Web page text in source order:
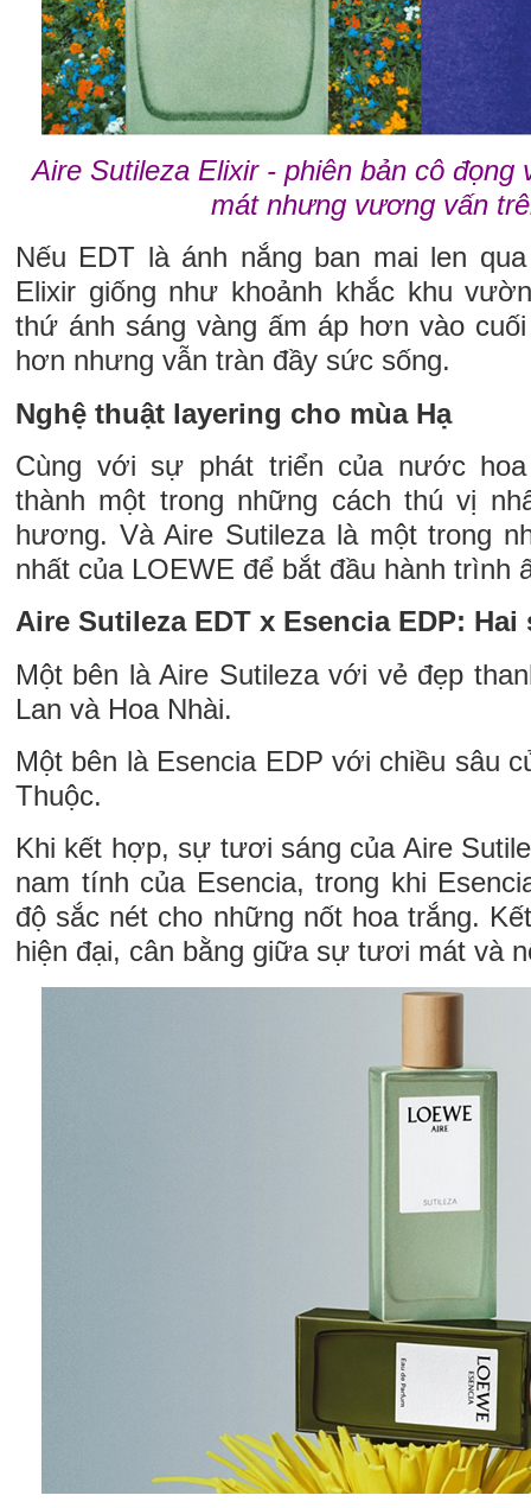
Aire Sutileza Elixir - phiên bản cô
mát nhưng vương vấn
Nếu EDT là ánh nắng ban mai len
Elixir giống như khoảnh khắc khu
thứ ánh sáng vàng ấm áp hơn vào
hơn nhưng vẫn tràn đầy sức sống.
Nghệ thuật layering cho mùa Hạ
Cùng với sự phát triển của nước
thành một trong những cách thú vị
hương. Và Aire Sutileza là một trong
nhất của LOEWE để bắt đầu hành trình
Aire Sutileza EDT x Esencia EDP:
Một bên là Aire Sutileza với vẻ đẹp
Lan và Hoa Nhài.
Một bên là Esencia EDP với chiều sâu
Thuộc.
Khi kết hợp, sự tươi sáng của Aire
nam tính của Esencia, trong khi
độ sắc nét cho những nốt hoa trắng.
hiện đại, cân bằng giữa sự tươi mát và